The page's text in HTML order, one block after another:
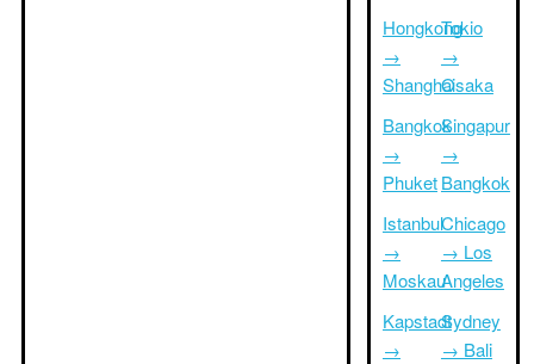
Hongkong
→
Shanghai
Bangkok
→
Phuket
Istanbul
→
Moskau
Kapstadt
→
Tokio
→
Osaka
Singapur
→
Bangkok
Chicago
→ Los
Angeles
Sydney
→ Bali